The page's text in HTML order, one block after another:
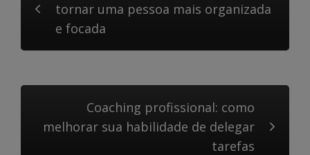
tornar uma pessoa mais organizada
e focada
Coaching profissional: como
melhorar sua habilidade de delegar
tarefas